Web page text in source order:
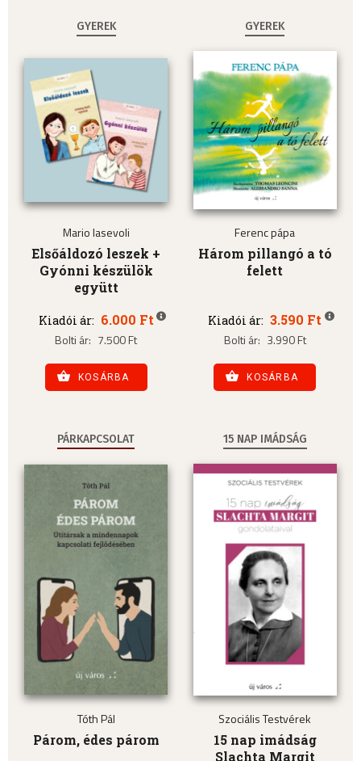
GYEREK
Mario Iasevoli
Elsőáldozó leszek +
Gyónni készülök
együtt
Kiadói ár: 6.000 Ft
Bolti ár: 7.500 Ft
KOSÁRBA
GYEREK
Ferenc pápa
Három pillangó a tó
felett
Kiadói ár: 3.590 Ft
Bolti ár: 3.990 Ft
KOSÁRBA
PÁRKAPCSOLAT
Tóth Pál
Párom, édes párom
15 NAP IMÁDSÁG
Szociális Testvérek
15 nap imádság
Slachta Margit